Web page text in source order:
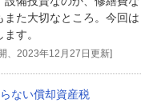
また大切なところ。今回は
す。
、2023年12月27日更新]
ない償却資産税